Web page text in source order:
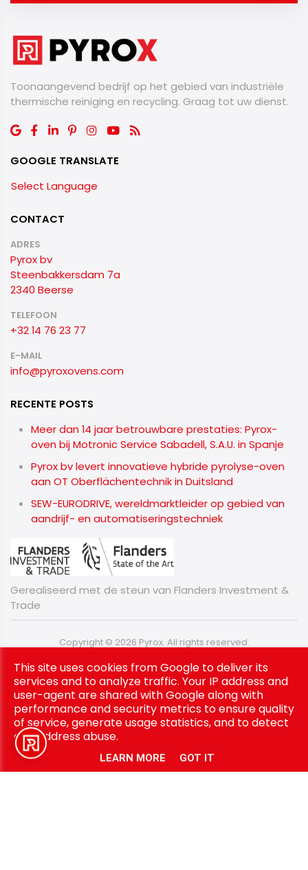
Toonaangevend bedrijf op het gebied van industriële
thermische reiniging en recycling. Graag tot uw dienst.
GOOGLE TRANSLATE
Select Language
CONTACT
ADRES
Pyrox bv
Steenbakkersdam 7a
2340 Beerse
TELEFOON
+32 14 76 23 77
E-MAIL
info@pyroxovens.com
RECENTE POSTS
Meer dan 14 jaar betrouwbare prestaties: Pyrox-
oven bij Motronic Service Sabadell, S.A.U. in Spanje
Pyrox bv levert innovatieve hybride pyrolyse-oven
aan OT Oberflächentechnik in Duitsland
SEW-EURODRIVE, wereldmarktleider op gebied van
aandrijf- en automatiseringstechniek
Gerealiseerd met de steun van Flanders Investment &
Trade
Copyright © 2026 Pyrox. All rights reserved.
WebDesign
This site uses cookies from Google to deliver its
services and to analyze traffic. Your IP address and
user-agent are shared with Google along with
performance and security metrics to ensure quality
of service, generate usage statistics, and to detect
and address abuse.
LEARN MORE GOT IT